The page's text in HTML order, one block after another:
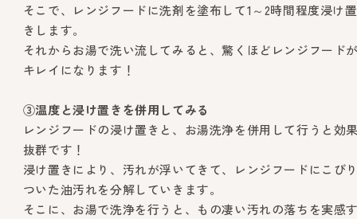
そこで、レンジフードに洗剤を塗布して1～2時間程度浸け置
きします。
それからお湯で洗い流してみると、驚くほどレンジフード
キレイになります！
③温度と浸け置きを併用してみる
レンジフードの浸け置きと、お湯洗浄を併用して行うと効
抜群です！
浸け置きにより、汚れが浮いてきて、レンジフードにこび
ついた油汚れを分解していきます。
そこに、お湯で洗浄を行うと、もの凄い汚れの落ちを実感